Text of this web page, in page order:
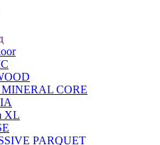
CORE
XL
PARQUET